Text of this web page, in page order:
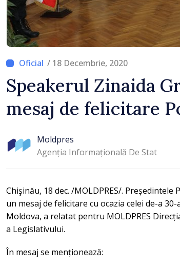
/ 18 Decembrie, 2020
Speakerul Zinaida
mesaj de felicitare
Moldpres
Agenția Informațională De Stat
Chişinău, 18 dec. /MOLDPRES/.
un mesaj de felicitare cu ocazia celei de-a
Moldova, a relatat pentru MOLDPRES
a Legislativului.
În mesaj se menționează: